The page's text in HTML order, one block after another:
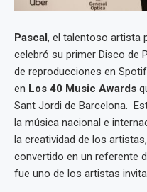
Pascal, el talentoso artista
celebró su primer Disco de
de reproducciones en
en Los 40 Music Awards
Sant Jordi de Barcelona.
la música nacional e
la creatividad de los
convertido en un referente
fue uno de los artistas